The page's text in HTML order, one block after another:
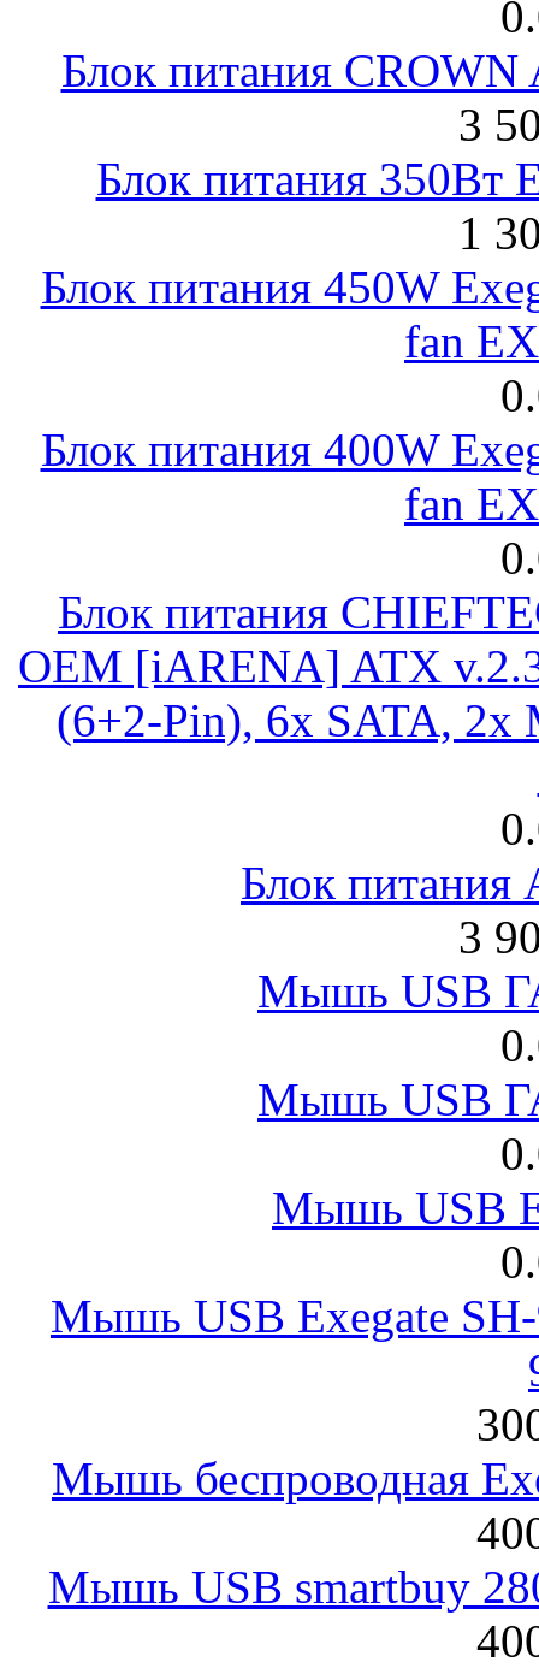
Блок питания
3
Блок питания 350Вт
1
Блок питания 450W
fan
Блок питания 400W
fan
Блок питания
OEM [iARENA] ATX
(6+2-Pin), 6x SATA, 2x
Блок питания
3
Мышь USB
Мышь USB
Мышь USB
Мышь USB Exegate
Мышь беспроводная
Мышь USB smartbuy